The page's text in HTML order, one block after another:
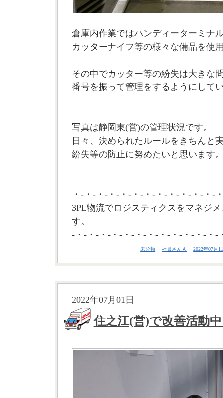
倉庫内作業ではハンディーターミナ
カッターナイフ等の様々な備品を使
その中でカッター等の紛失は大きな
番号を振って管理をするようにして
写真は静岡東(営)の管理状況です。
日々、決められたルールをきちんと
紛失等の防止に努めたいと思います
・-・-・-・-・-・-・-・-・-・-・-・-
3PL物流でロジスティクスをマネジ
す。
-・-・-・-・-・-・-・-・-・-・-・-・-
未分類 社員さんＡ 2022年07月
2022年07月01日
住之江(営)で改善活動